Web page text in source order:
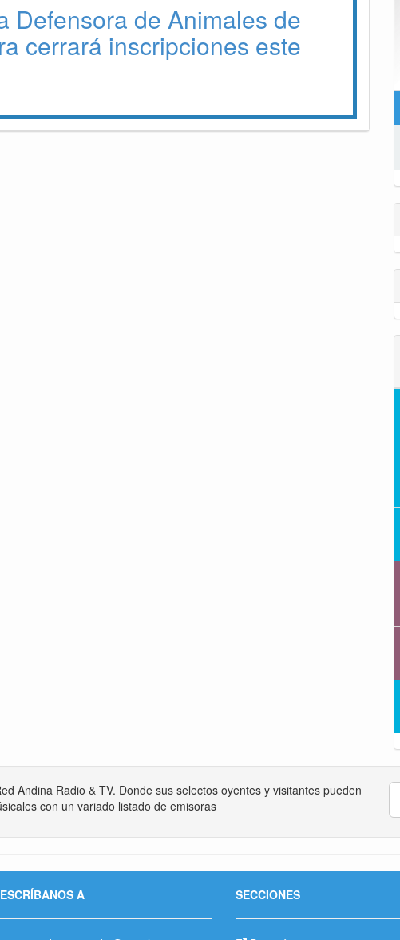
Defensora de Animales de
cerrará inscripciones este
Andina Radio & TV. Donde sus selectos oyentes y visitantes pueden
con un variado listado de emisoras
ESCRÍBANOS A SECCIONES